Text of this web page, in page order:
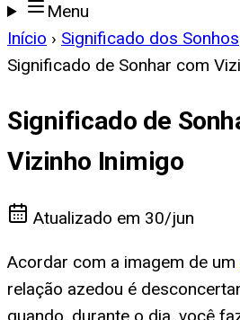
Menu
Início › Significado dos Sonhos
Significado de Sonhar com
Significado de
Vizinho Inimigo
Atualizado em 30/jun
Acordar com a imagem de um
relação azedou é